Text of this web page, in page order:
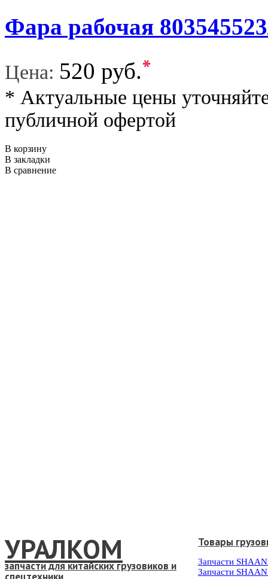
Фара рабочая
Цена: 520 руб.*
* Актуальные цены
публичной офертой
В корзину
В закладки
В сравнение
УРАЛКОМ
запчасти для китайских грузовиков и
Товары
Запчасти
Запчасти